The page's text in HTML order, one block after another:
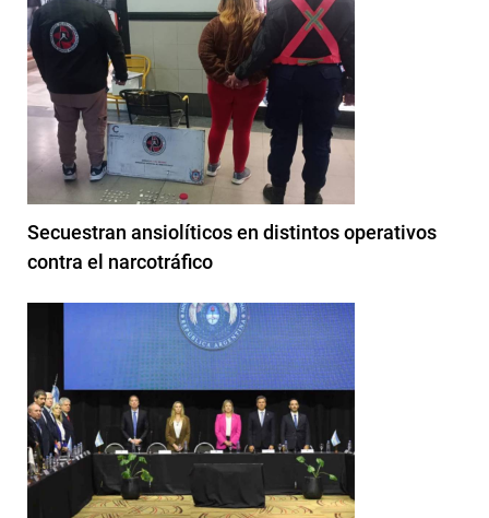
Secuestran ansiolíticos en distintos operativos
contra el narcotráfico